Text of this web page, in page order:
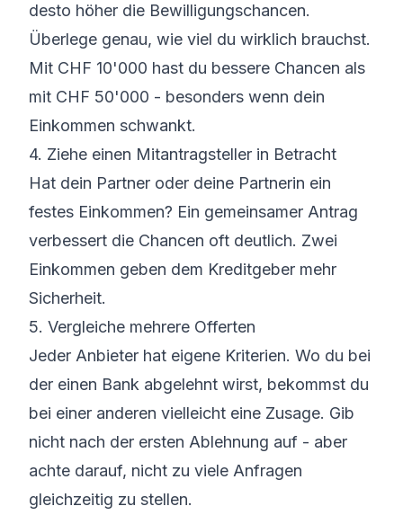
desto höher die Bewilligungschancen.
Überlege genau, wie viel du wirklich brauchst.
Mit CHF 10'000 hast du bessere Chancen als
mit CHF 50'000 - besonders wenn dein
Einkommen schwankt.
4. Ziehe einen Mitantragsteller in Betracht
Hat dein Partner oder deine Partnerin ein
festes Einkommen? Ein gemeinsamer Antrag
verbessert die Chancen oft deutlich. Zwei
Einkommen geben dem Kreditgeber mehr
Sicherheit.
5. Vergleiche mehrere Offerten
Jeder Anbieter hat eigene Kriterien. Wo du bei
der einen Bank abgelehnt wirst, bekommst du
bei einer anderen vielleicht eine Zusage. Gib
nicht nach der ersten Ablehnung auf - aber
achte darauf, nicht zu viele Anfragen
gleichzeitig zu stellen.